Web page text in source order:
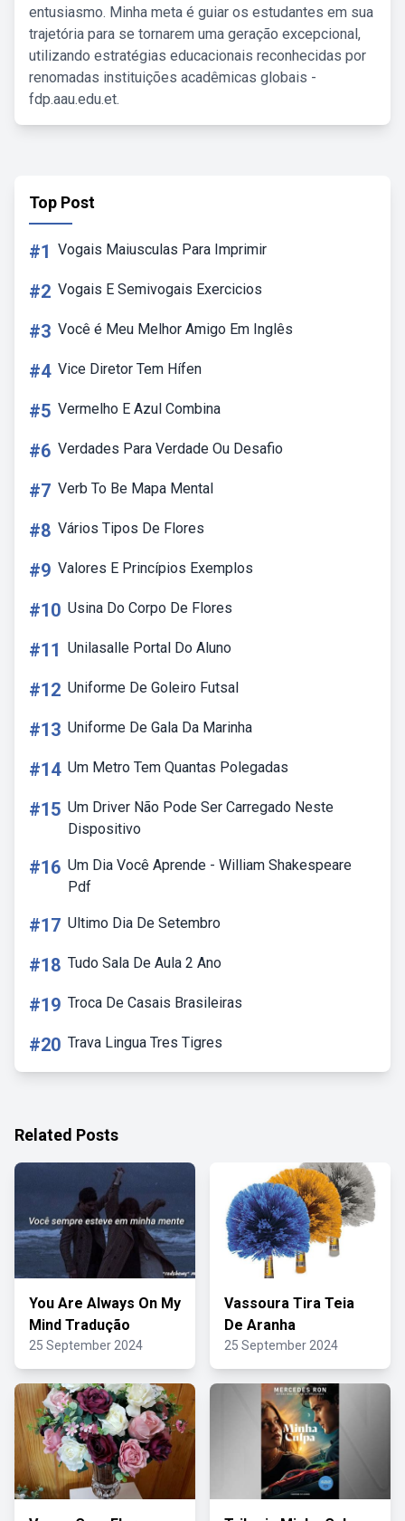
entusiasmo. Minha meta é guiar os estudantes em sua
trajetória para se tornarem uma geração excepcional,
utilizando estratégias educacionais reconhecidas por
renomadas instituições acadêmicas globais -
fdp.aau.edu.et.
Top Post
#1 Vogais Maiusculas Para Imprimir
#2 Vogais E Semivogais Exercicios
#3 Você é Meu Melhor Amigo Em Inglês
#4 Vice Diretor Tem Hífen
#5 Vermelho E Azul Combina
#6 Verdades Para Verdade Ou Desafio
#7 Verb To Be Mapa Mental
#8 Vários Tipos De Flores
#9 Valores E Princípios Exemplos
#10 Usina Do Corpo De Flores
#11 Unilasalle Portal Do Aluno
#12 Uniforme De Goleiro Futsal
#13 Uniforme De Gala Da Marinha
#14 Um Metro Tem Quantas Polegadas
#15 Um Driver Não Pode Ser Carregado Neste
Dispositivo
#16 Um Dia Você Aprende - William Shakespeare
Pdf
#17 Ultimo Dia De Setembro
#18 Tudo Sala De Aula 2 Ano
#19 Troca De Casais Brasileiras
#20 Trava Lingua Tres Tigres
Related Posts
You Are Always On My
Mind Tradução
25 September 2024
Vassoura Tira Teia
De Aranha
25 September 2024